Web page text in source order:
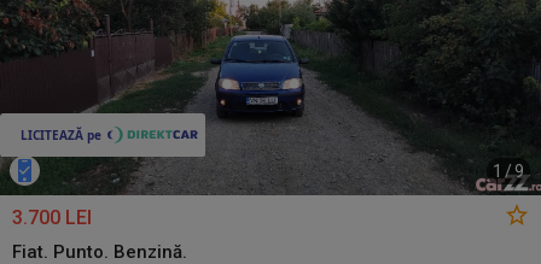
1 /9
3.700 LEI
Fiat. Punto. Benzină.